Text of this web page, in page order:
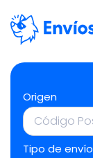
Origen
Tipo de envío